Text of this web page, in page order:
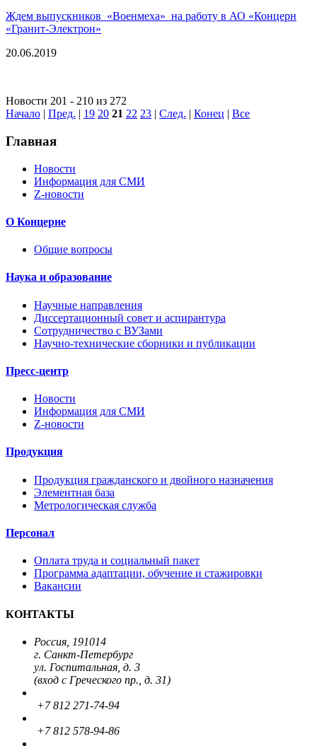
Ждем выпускников «Военмеха» на работу в АО «Концерн
«Гранит-Электрон»
20.06.2019
Новости 201 - 210 из 272
Начало | Пред. | 19 20 21 22 23 | След. | Конец | Все
Главная
Новости
Информация для СМИ
Z-новости
О Концерне
Общие вопросы
Наука и образование
Научные направления
Диссертационный совет и аспирантура
Сотрудничество с ВУЗами
Научно-технические сборники и публикации
Пресс-центр
Новости
Информация для СМИ
Z-новости
Продукция
Продукция гражданского и двойного назначения
Элементная база
Метрологическая служба
Персонал
Оплата труда и социальный пакет
Программа адаптации, обучение и стажировки
Вакансии
КОНТАКТЫ
Россия, 191014
г. Санкт-Петербург
ул. Госпитальная, д. 3
(вход с Греческого пр., д. 31)
+7 812 271-74-94
+7 812 578-94-86